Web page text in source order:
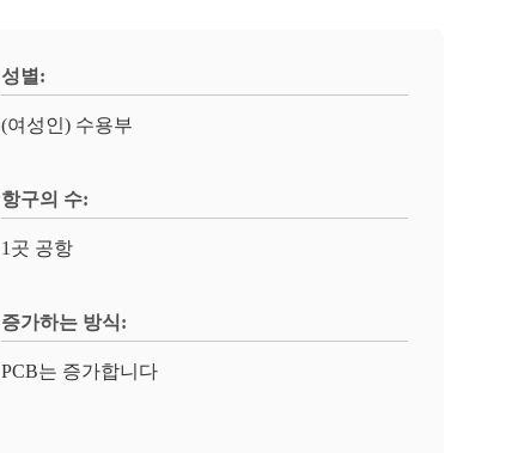
성별:
(여성인) 수용부
항구의 수:
1곳 공항
증가하는 방식:
PCB는 증가합니다